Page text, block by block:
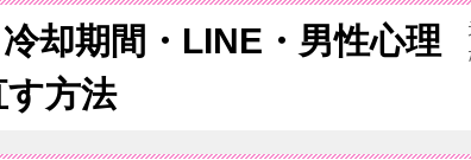
却期間・LINE・男性心理
方法